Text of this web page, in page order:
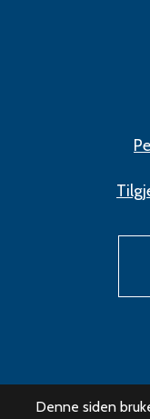
Denne siden